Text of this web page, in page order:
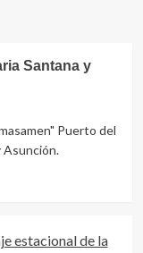
Santana y
Puerto del
Asunción.
estacional de la